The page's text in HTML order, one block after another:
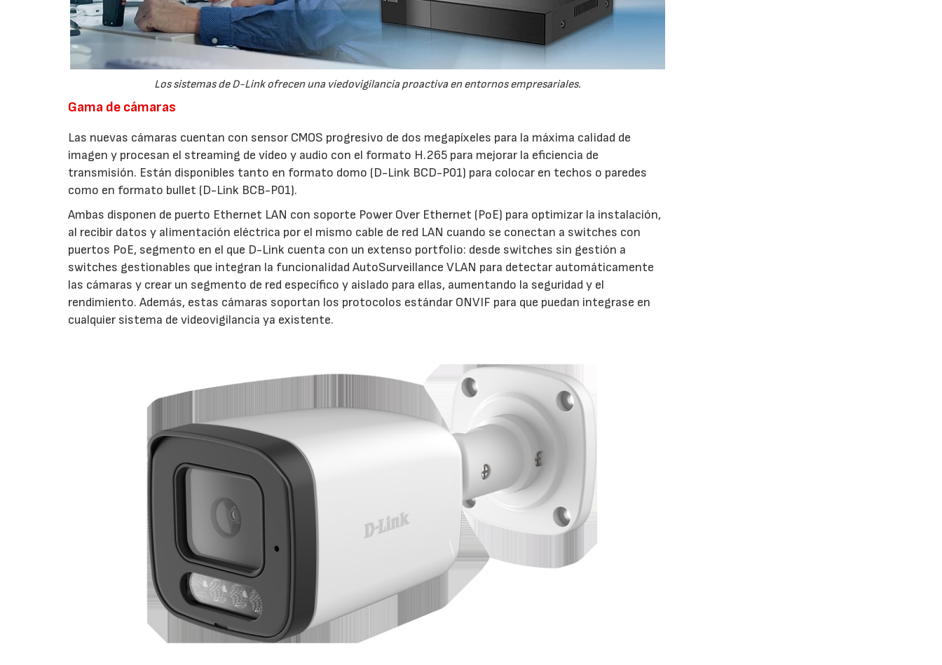
Los sistemas de D-Link ofrecen una viedovigilancia proactiva en entornos empresariales.
Gama de cámaras
Las nuevas cámaras cuentan con sensor CMOS progresivo de dos megapíxeles para la máxima calidad de
imagen y procesan el streaming de vídeo y audio con el formato H.265 para mejorar la eficiencia de
transmisión. Están disponibles tanto en formato domo (D-Link BCD-P01) para colocar en techos o paredes
como en formato bullet (D-Link BCB-P01).
Ambas disponen de puerto Ethernet LAN con soporte Power Over Ethernet (PoE) para optimizar la instalación,
al recibir datos y alimentación eléctrica por el mismo cable de red LAN cuando se conectan a switches con
puertos PoE, segmento en el que D-Link cuenta con un extenso portfolio: desde switches sin gestión a
switches gestionables que integran la funcionalidad AutoSurveillance VLAN para detectar automáticamente
las cámaras y crear un segmento de red específico y aislado para ellas, aumentando la seguridad y el
rendimiento. Además, estas cámaras soportan los protocolos estándar ONVIF para que puedan integrase en
cualquier sistema de videovigilancia ya existente.